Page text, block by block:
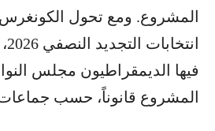
المشروع. ومع تحول
فيها الديمقراطيون مجلس
المشروع قانوناً، حسب